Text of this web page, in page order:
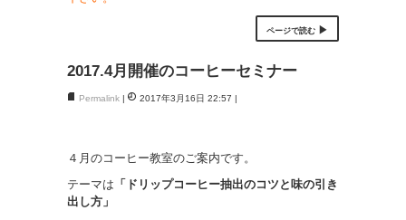
ページで読む
2017.4月開催のコーヒーセミナー
Permalink 2017年3月16日 22:57
４月のコーヒー教室のご案内です。
テーマは 「ドリップコーヒー抽出のコツと味の引き
出し方」